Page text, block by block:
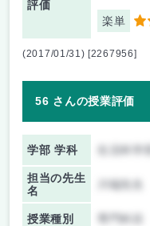
評価
楽単
4
(2017/01/31) [2267956]
56 さんの授業評価
学部 学科
担当の先生
名
川端先生
授業種別